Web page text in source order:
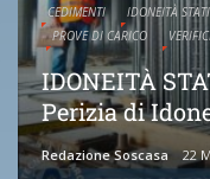
CEDIMENTI IDONEITÀ
PROVE DI CARICO
IDONEITÀ
Perizia di
Redazione Soscasa 22